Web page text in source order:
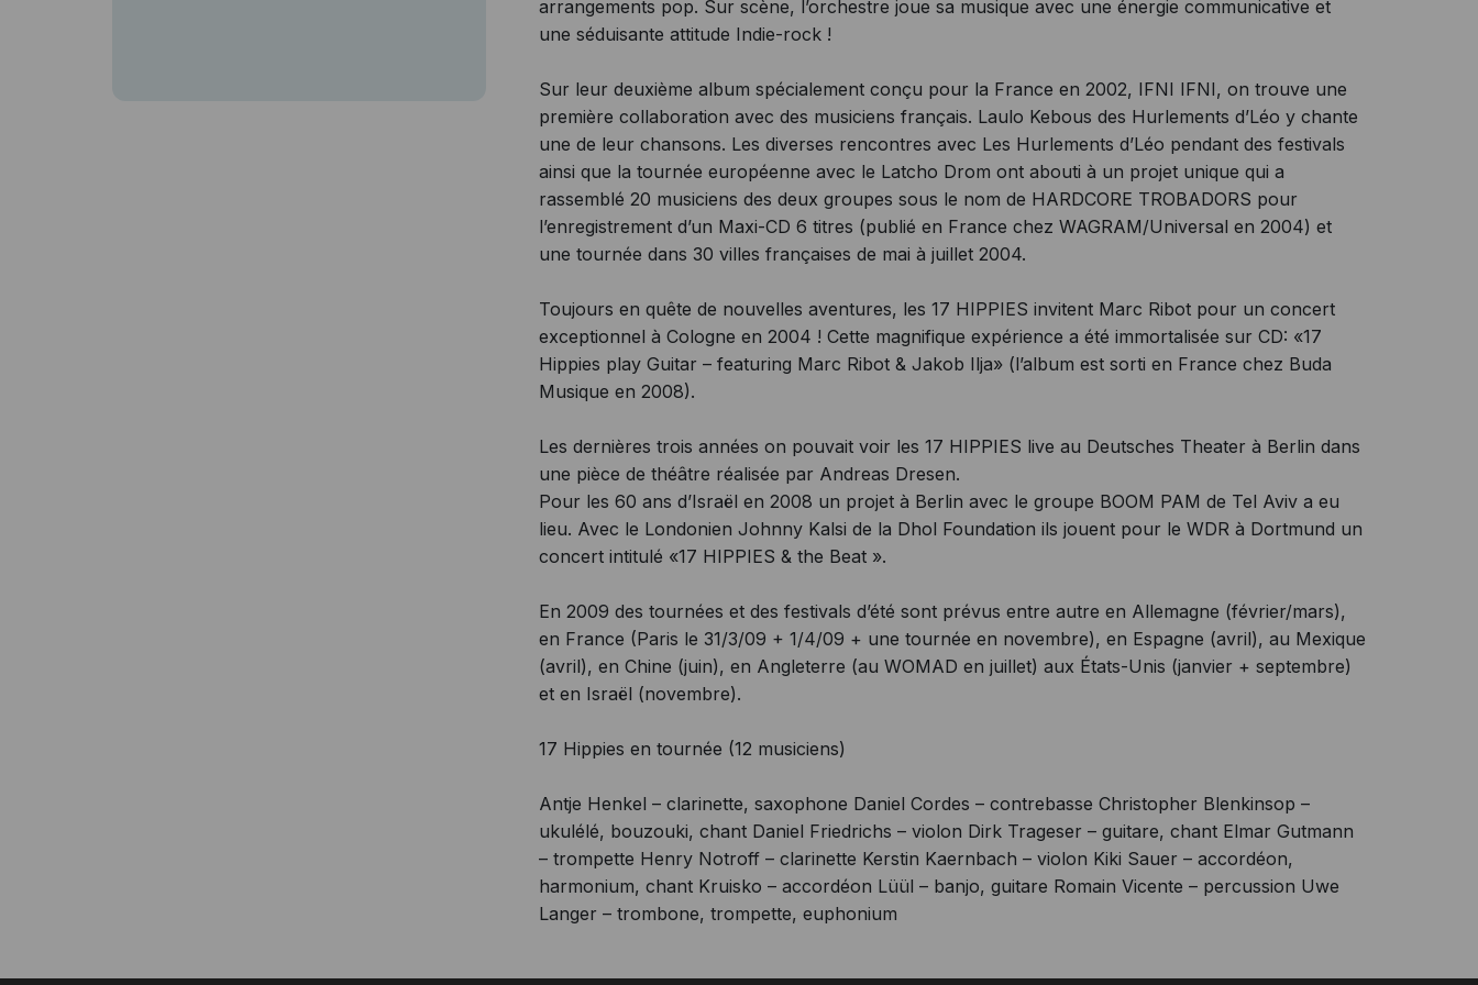
arrangements pop. Sur scène, l’orchestre joue sa musique avec une énergie communicative et
une séduisante attitude Indie-rock !
Sur leur deuxième album spécialement conçu pour la France en 2002, IFNI IFNI, on trouve une
première collaboration avec des musiciens français. Laulo Kebous des Hurlements d’Léo y chante
une de leur chansons. Les diverses rencontres avec Les Hurlements d’Léo pendant des festivals
ainsi que la tournée européenne avec le Latcho Drom ont abouti à un projet unique qui a
rassemblé 20 musiciens des deux groupes sous le nom de HARDCORE TROBADORS pour
l’enregistrement d’un Maxi-CD 6 titres (publié en France chez WAGRAM/Universal en 2004) et
une tournée dans 30 villes françaises de mai à juillet 2004.
Toujours en quête de nouvelles aventures, les 17 HIPPIES invitent Marc Ribot pour un concert
exceptionnel à Cologne en 2004 ! Cette magnifique expérience a été immortalisée sur CD: «17
Hippies play Guitar – featuring Marc Ribot & Jakob Ilja» (l’album est sorti en France chez Buda
Musique en 2008).
Les dernières trois années on pouvait voir les 17 HIPPIES live au Deutsches Theater à Berlin dans
une pièce de théâtre réalisée par Andreas Dresen.
Pour les 60 ans d’Israël en 2008 un projet à Berlin avec le groupe BOOM PAM de Tel Aviv a eu
lieu. Avec le Londonien Johnny Kalsi de la Dhol Foundation ils jouent pour le WDR à Dortmund un
concert intitulé «17 HIPPIES & the Beat ».
En 2009 des tournées et des festivals d’été sont prévus entre autre en Allemagne (février/mars),
en France (Paris le 31/3/09 + 1/4/09 + une tournée en novembre), en Espagne (avril), au Mexique
(avril), en Chine (juin), en Angleterre (au WOMAD en juillet) aux États-Unis (janvier + septembre)
et en Israël (novembre).
17 Hippies en tournée (12 musiciens)
Antje Henkel – clarinette, saxophone Daniel Cordes – contrebasse Christopher Blenkinsop –
ukulélé, bouzouki, chant Daniel Friedrichs – violon Dirk Trageser – guitare, chant Elmar Gutmann
– trompette Henry Notroff – clarinette Kerstin Kaernbach – violon Kiki Sauer – accordéon,
harmonium, chant Kruisko – accordéon Lüül – banjo, guitare Romain Vicente – percussion Uwe
Langer – trombone, trompette, euphonium